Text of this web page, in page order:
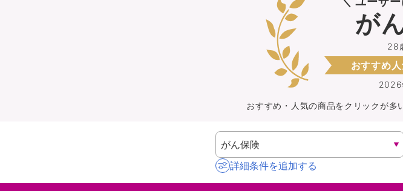
がん保険
持病がある方
バイク保険
ペット保険
がん保険
収入保障保険
ライフステージ
2026
28
が
おすすめ
おすすめ・人気の商品をクリックが多
詳細条件を追加する